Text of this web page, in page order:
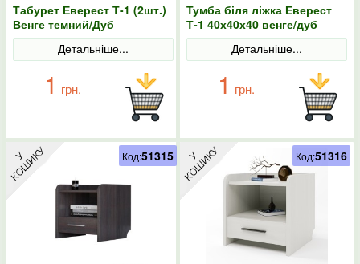
Табурет Еверест Т-1 (2шт.)
Венге темний/Дуб
молочний
Детальніше...
1 грн.
Тумба біля ліжка Еверест
Т-1 40х40х40 венге/дуб
молочний
Детальніше...
1 грн.
Код:51315 Код:51316